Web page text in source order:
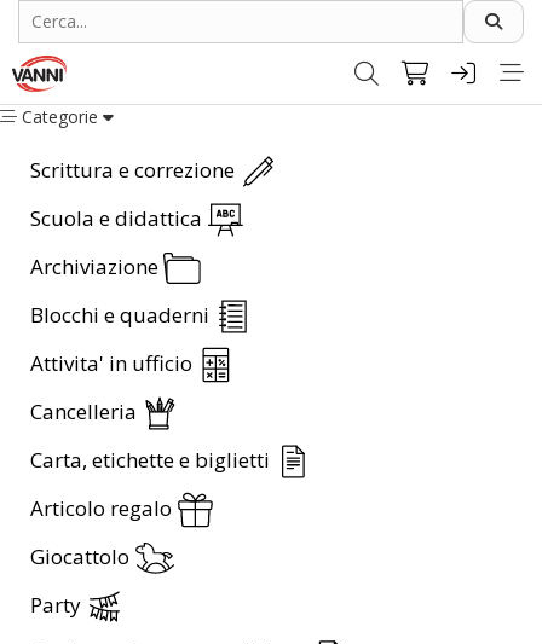
Categorie
Scrittura e correzione
Scuola e didattica
Archiviazione
Blocchi e quaderni
Attivita' in ufficio
Cancelleria
Carta, etichette e biglietti
Articolo regalo
Giocattolo
Party